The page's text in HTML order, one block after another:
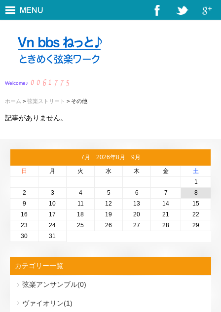
Welcome♪
ホーム > 弦楽ストリート > その他
記事がありません。
7月 2026年8月 9月
日
月 火 水 木 金
土
1
2
3 4 5 6 7
8
9
10 11 12 13 14
15
16
17 18 19 20 21
22
23
24 25 26 27 28
29
30
31
カテゴリー一覧
弦楽アンサンブル(0)
ヴァイオリン(1)